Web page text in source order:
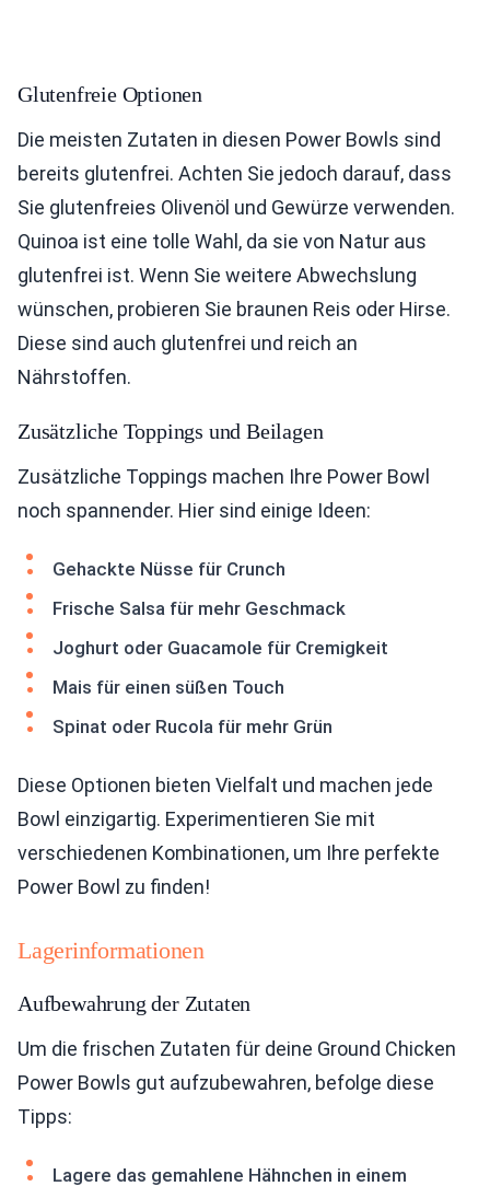
Glutenfreie Optionen
Die meisten Zutaten in diesen Power Bowls sind
bereits glutenfrei. Achten Sie jedoch darauf, dass
Sie glutenfreies Olivenöl und Gewürze verwenden.
Quinoa ist eine tolle Wahl, da sie von Natur aus
glutenfrei ist. Wenn Sie weitere Abwechslung
wünschen, probieren Sie braunen Reis oder Hirse.
Diese sind auch glutenfrei und reich an
Nährstoffen.
Zusätzliche Toppings und Beilagen
Zusätzliche Toppings machen Ihre Power Bowl
noch spannender. Hier sind einige Ideen:
Gehackte Nüsse für Crunch
Frische Salsa für mehr Geschmack
Joghurt oder Guacamole für Cremigkeit
Mais für einen süßen Touch
Spinat oder Rucola für mehr Grün
Diese Optionen bieten Vielfalt und machen jede
Bowl einzigartig. Experimentieren Sie mit
verschiedenen Kombinationen, um Ihre perfekte
Power Bowl zu finden!
Lagerinformationen
Aufbewahrung der Zutaten
Um die frischen Zutaten für deine Ground Chicken
Power Bowls gut aufzubewahren, befolge diese
Tipps:
Lagere das gemahlene Hähnchen in einem